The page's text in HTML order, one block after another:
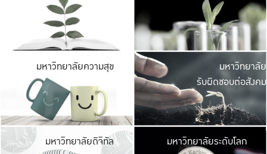
มีพื้นที่เขียวสดใส
เป็นป่าในเมือง เกษต
มหาวิทยาลัยความสุข มหาวิ
ค
เปิดประ
และพบเรื่องราวใ
มหาวิทยาลัย
รับผิดชอบต่อสังคม
มหาวิทยาลัยดิจิทัล มหาวิ
มหาวิทยาลัยระดับโลก